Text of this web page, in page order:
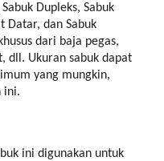
Dupleks, Sabuk
Datar, dan Sabuk
dari baja pegas,
dll. Ukuran sabuk dapat
yang mungkin,
ini.
ini digunakan untuk